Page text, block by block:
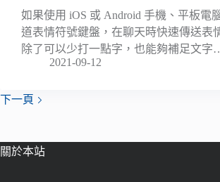
如果使用 iOS 或 Android 手機、平板電
道表情符號鍵盤，在聊天時快速傳送表
除了可以少打一點字，也能夠補足文字
2021-09-12
下一頁
關於本站